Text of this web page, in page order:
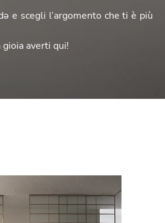
e scegli l’argomento che ti è più
gioia averti qui!